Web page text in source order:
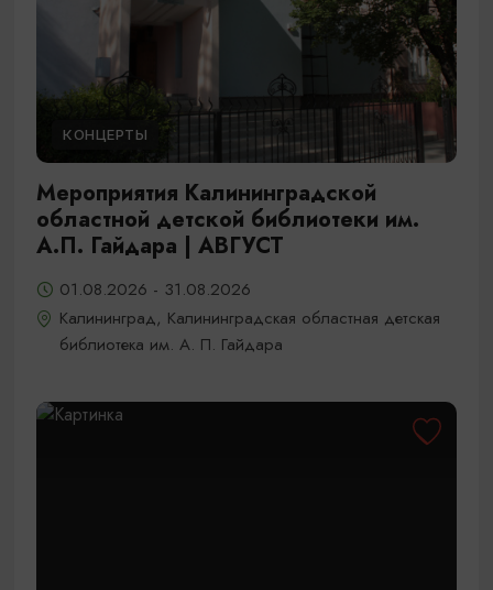
КОНЦЕРТЫ
Мероприятия Калининградской
областной детской библиотеки им.
А.П. Гайдара | АВГУСТ
01.08.2026 - 31.08.2026
Калининград, Калининградская областная детская
библиотека им. А. П. Гайдара